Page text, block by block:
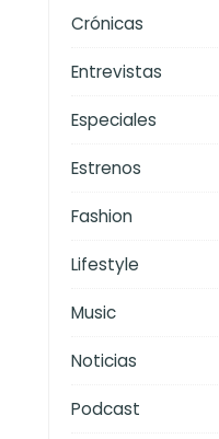
Crónicas
Entrevistas
Especiales
Estrenos
Fashion
Lifestyle
Music
Noticias
Podcast